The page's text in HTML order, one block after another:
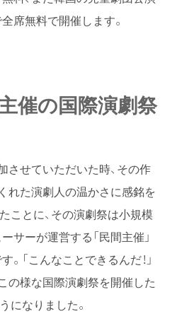
席無料で開催します。
催の国際演劇祭
させていただいた時、その作
れた演劇人の温かさに感銘を
ことに、その演劇祭は小規模
サーが運営する「民間主催」
「こんなことできるんだ！」
の様な国際演劇祭を開催した
になりました。